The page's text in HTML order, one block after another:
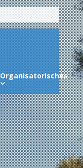
Organisatorisches